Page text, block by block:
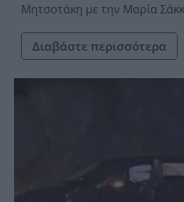
Μητσοτάκη με την Μαρία
Διαβάστε περισσότερα